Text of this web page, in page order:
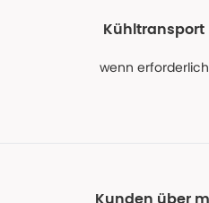
Kühltransport
wenn erforderlich
Kunden über